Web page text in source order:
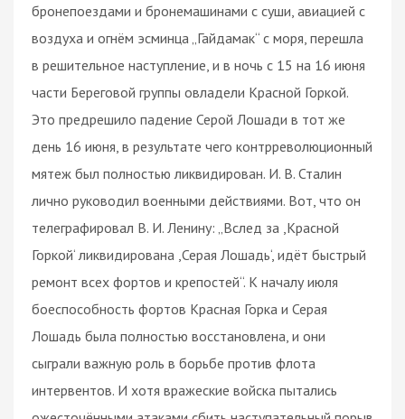
бронепоездами и бронемашинами с суши, авиацией с
воздуха и огнём эсминца „Гайдамак“ с моря, перешла
в решительное наступление, и в ночь с 15 на 16 июня
части Береговой группы овладели Красной Горкой.
Это предрешило падение Серой Лошади в тот же
день 16 июня, в результате чего контрреволюционный
мятеж был полностью ликвидирован. И. В. Сталин
лично руководил военными действиями. Вот, что он
телеграфировал В. И. Ленину: „Вслед за ,Красной
Горкой‘ ликвидирована ,Серая Лошадь‘, идёт быстрый
ремонт всех фортов и крепостей“. К началу июля
боеспособность фортов Красная Горка и Серая
Лошадь была полностью восстановлена, и они
сыграли важную роль в борьбе против флота
интервентов. И хотя вражеские войска пытались